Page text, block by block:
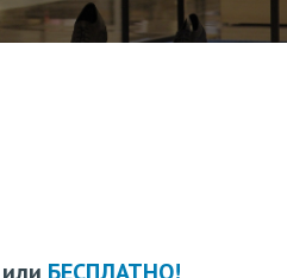
или БЕСПЛАТНО!